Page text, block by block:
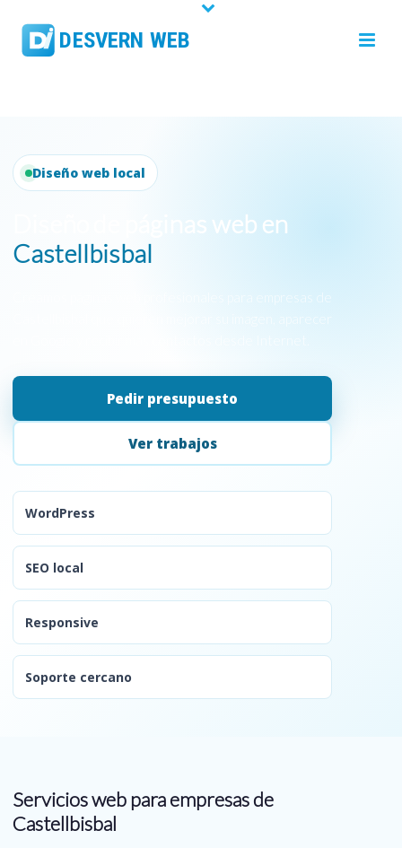
Diseño web local
Diseño de páginas web en
Castellbisbal
Creamos páginas web profesionales para empresas de
Pedir presupuesto
Ver trabajos
WordPress
SEO local
Responsive
Soporte cercano
Servicios web para empresas de
Castellbisbal